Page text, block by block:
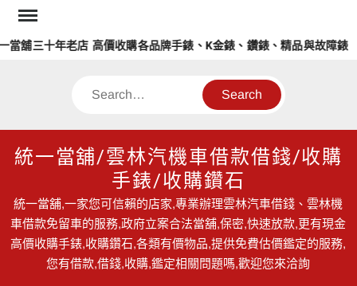
Skip
content
十年老店 高價收購各品牌手錶、K金錶、鑽錶、精品與故障錶
Search
統一當舖/雲林汽機車借款借錢/收購
手錶/收購鑽石
統一當舖,一家您可信賴的店家,專業辦理雲林汽車借錢、雲林機
車借款免留車的服務,政府立案合法當舖,保密,快速放款,更有現金
高價收購手錶,收購鑽石,各類有價物品,提供免費估價鑑定的服務,
您有借款,借錢,收購,鑑定相關問題嗎,歡迎您來洽詢